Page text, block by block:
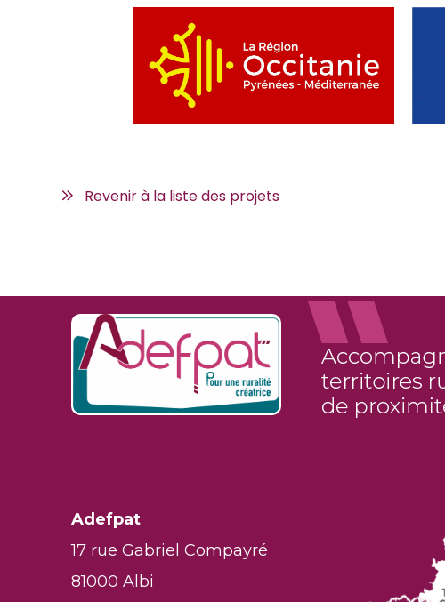
Revenir à la liste des projets
Adefpat
17 rue Gabriel Compayré
81000 Albi